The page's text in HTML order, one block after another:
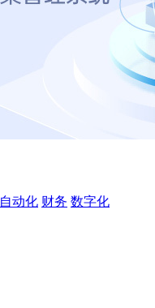
自动化 财务 数字化